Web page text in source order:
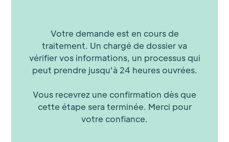
Votre demande est en cours de
traitement. Un chargé de dossier va
vérifier vos informations, un processus qui
peut prendre jusqu'à 24 heures ouvrées.
Vous recevrez une confirmation dès que
cette étape sera terminée. Merci pour
votre confiance.